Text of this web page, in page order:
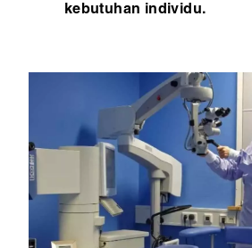
kebutuhan individu.